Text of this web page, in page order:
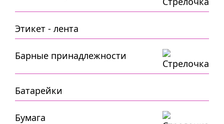
Этикет - лента
Барные принадлежности
Батарейки
Бумага